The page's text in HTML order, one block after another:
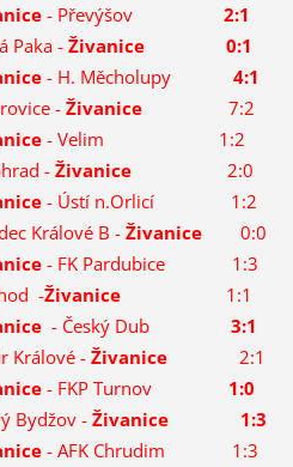
- Převýšov 2:1
Paka - Živanice
0:1
- H. Měcholupy 4:1
- Živanice
7:2
- Velim 1:2
- Živanice2:0
- Ústí n.Orlicí 1:2
Králové B - Živanice 0:0
- FK Pardubice 1:3
-Živanice 1:1
- Český Dub 3:1
Králové - Živanice2:1
- FKP Turnov 1:0
Bydžov - Živanice 1:3
- AFK Chrudim 1:3